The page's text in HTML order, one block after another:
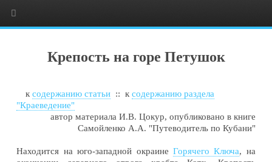
Крепость на горе Петушок
ксодержанию статьи :: ксодержанию раздела
"Краеведение"
автор материала И.В. Цокур, опубликовано в книге
Самойленко А.А. "Путеводитель по Кубани"
Находится на юго-западной окраине Горячего Ключа, на